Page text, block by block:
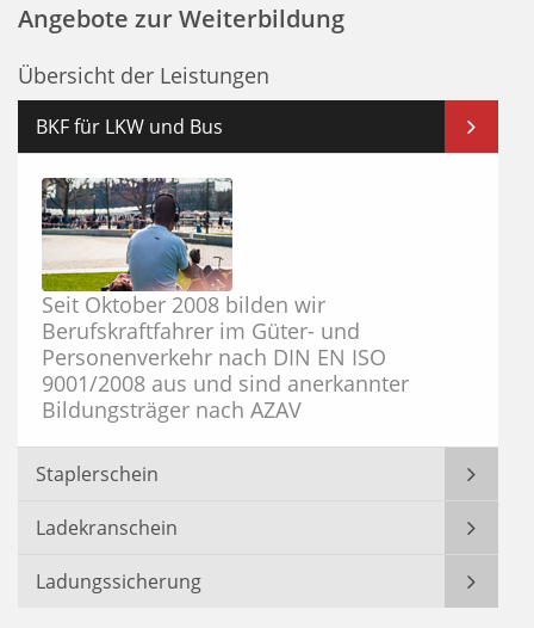
Angebote zur Weiterbildung
Übersicht der Leistungen
BKF für LKW und Bus
Seit Oktober 2008 bilden wir
Berufskraftfahrer im Güter- und
Personenverkehr nach DIN EN ISO
9001/2008 aus und sind anerkannter
Bildungsträger nach AZAV
Staplerschein
Ladekranschein
Ladungssicherung